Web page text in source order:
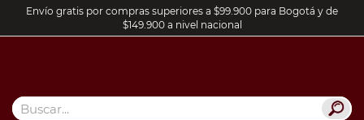
Envío gratis por compras superiores a $99.900 para Bogotá y de
$149.900 a nivel nacional